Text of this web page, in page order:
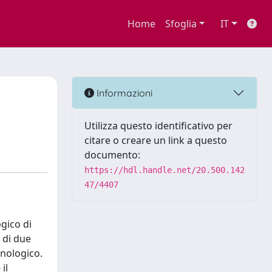
Home Sfoglia IT
di
di due
il
Informazioni
Utilizza questo identificativo per
citare o creare un link a questo
documento:
https://hdl.handle.net/20.500.142
47/4407